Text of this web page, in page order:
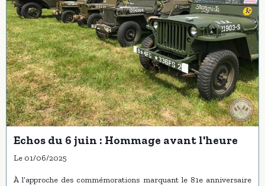
Echos du 6 juin : Hommage avant l'heure
Le 01/06/2025
À l’approche des commémorations marquant le 81e anniversaire